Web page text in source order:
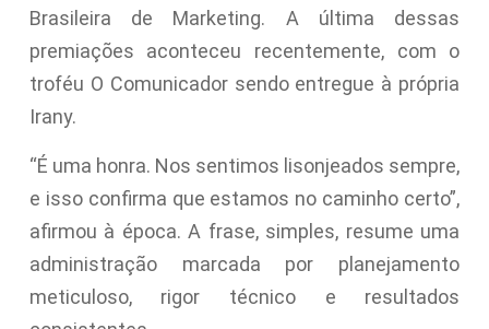
Brasileira de Marketing. A última dessas
premiações aconteceu recentemente, com o
troféu O Comunicador sendo entregue à própria
Irany.
“É uma honra. Nos sentimos lisonjeados sempre,
e isso confirma que estamos no caminho certo”,
afirmou à época. A frase, simples, resume uma
administração marcada por planejamento
meticuloso, rigor técnico e resultados